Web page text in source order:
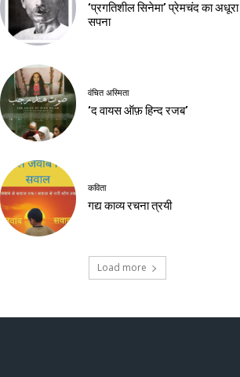
‘प्रगतिशील सिनेमा’ प्रेमचंद का अधूरा
सपना
वंचित अस्मिता
‘द वायस ऑफ़ हिन्द रजब’
कविता
गद्य काव्य रचना त्रयी
Load more